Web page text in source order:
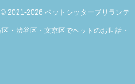
© 2021-2026 ペットシッターブリランテ
・渋谷区・文京区でペットのお世話・